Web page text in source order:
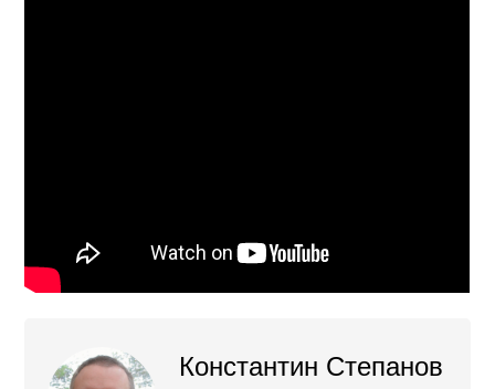
Константин Степанов